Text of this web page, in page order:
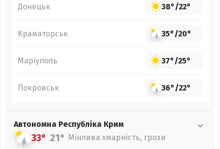
Донецьк 38°/22°
Краматорськ 35°/20°
Маріуполь 37°/25°
Покровськ 36°/22°
Автономна Республіка Крим
33° 21° Мінлива хмарність, грози